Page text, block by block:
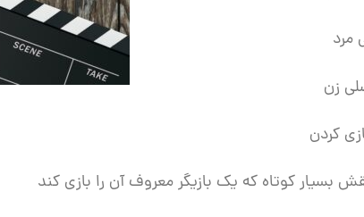
مرد
زن
کردن
بسیار کوتاه که یک بازیگر معروف آن را بازی کند